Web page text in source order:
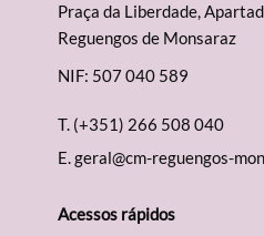
Praça da Liberdade,
Reguengos de Monsaraz
NIF: 507 040 589
T. (+351) 266 508 040
E.geral@cm-reguengos-
Acessos rápidos